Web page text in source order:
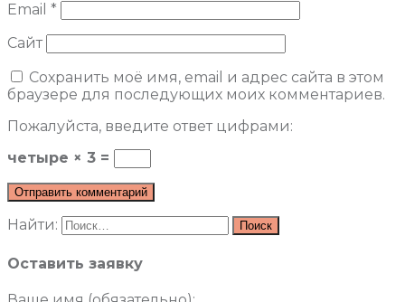
Email *
Сайт
Сохранить моё имя, email и адрес сайта в этом
браузере для последующих моих комментариев.
Пожалуйста, введите ответ цифрами:
четыре × 3 =
Найти:
Оставить заявку